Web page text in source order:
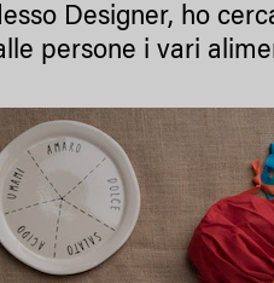
Designer, ho
persone i vari